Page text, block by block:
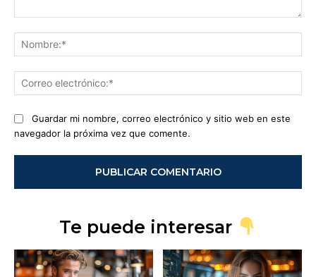
Guardar mi nombre, correo electrónico y sitio web en este
navegador la próxima vez que comente.
Te puede interesar